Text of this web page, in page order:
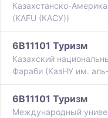
Казахстанско-
(KAFU (КАСУ))
6B11101 Туризм
Казахский
Фараби (КазНУ им.
6B11101 Туризм
Международный